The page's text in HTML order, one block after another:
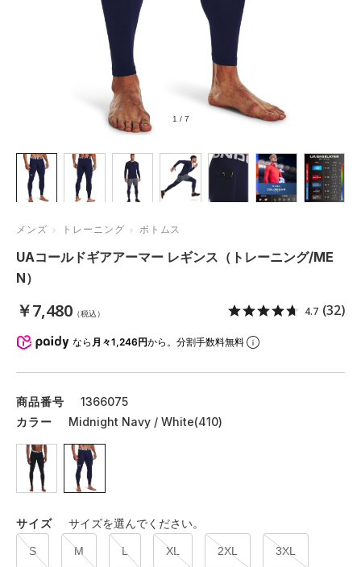
1 / 7
メンズ トレーニング ボトムス
UAコールドギアアーマー レギンス（トレーニング/ME
N）
￥7,480 （税込） 4.7 (32)
なら 月々1,246円から。分割手数料無料
商品番号
1366075
カラー
Midnight Navy / White(410)
サイズ サイズを選んでください。
S M L XL 2XL 3XL